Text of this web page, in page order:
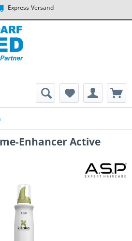
Express-Versand
Enhancer Active